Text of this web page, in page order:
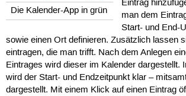
Die Kalender-App in grün
Eintrag
man dem
Start- und End-
sowie einen Ort definieren. Zusätzlich lassen
eintragen, die man trifft. Nach dem Anlegen
Eintrages wird dieser im Kalender dargestellt.
wird der Start- und Endzeitpunkt klar –
dargestellt. Mit einem Klick auf einen Eintrag